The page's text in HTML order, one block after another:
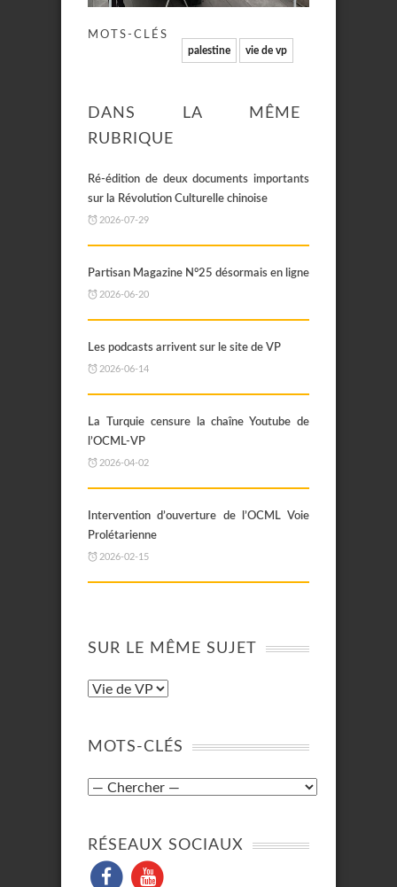
MOTS-CLÉS
palestine vie de vp
DANS LA MÊME
RUBRIQUE
Ré-édition de deux documents importants
sur la Révolution Culturelle chinoise
2026-07-29
Partisan Magazine N°25 désormais en ligne
2026-06-20
Les podcasts arrivent sur le site de VP
2026-06-14
La Turquie censure la chaîne Youtube de
l’OCML-VP
2026-04-02
Intervention d’ouverture de l’OCML Voie
Prolétarienne
2026-02-15
SUR LE MÊME SUJET
MOTS-CLÉS
RÉSEAUX SOCIAUX